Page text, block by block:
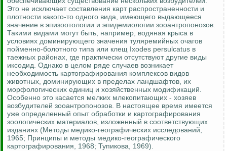
Это не исключает составления карт распространенности и
плотности какого-то одного вида, имеющего выдающееся
значение в эпизоотологии и эпидемиологии зооантропонозов.
Такими видами могут быть, например, водяная крыса в
условиях доминирующего значения туляремийных очагов
пойменно-болотного типа или клещ Ixodes persulcatus в
таежных районах, где практически отсутствуют другие виды
иксодид. Однако в целом ряде случаев возникает
необходимость картографирования комплексов видов
животных, доминирующих в пределах ландшафтов, их
морфологических единиц и хозяйственных модификаций.
Особенно это касается мелких млекопитающих - хозяев
возбудителей зооантропонозов. В настоящее время имеется
уже определенный опыт обработки и картографирования
зоологических материалов, изложенный в соответствующих
изданиях (Методы медико-географических исследований,
1965; Принципы и методы медико-географического
картографирования, 1968; Тупикова, 1969).